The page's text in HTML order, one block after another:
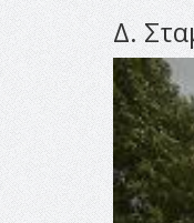
Δ.